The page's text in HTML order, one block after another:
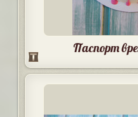
Паспорт